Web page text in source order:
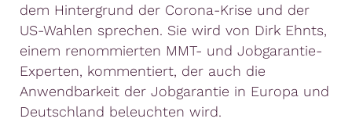
dem Hintergrund der Corona-Krise und der
US-Wahlen sprechen. Sie wird von Dirk Ehnts,
einem renommierten MMT- und Jobgarantie-
Experten, kommentiert, der auch die
Anwendbarkeit der Jobgarantie in Europa und
Deutschland beleuchten wird.